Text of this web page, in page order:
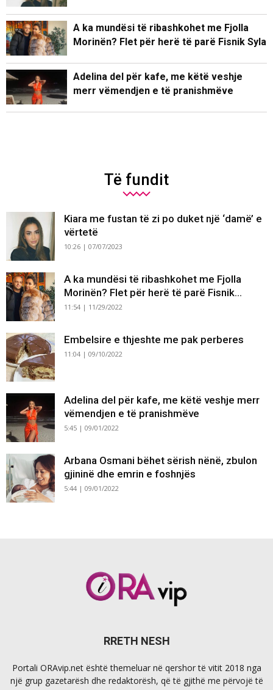
A ka mundësi të ribashkohet me Fjolla
Morinën? Flet për herë të parë Fisnik Syla
Adelina del për kafe, me këtë veshje
merr vëmendjen e të pranishmëve
Të fundit
Kiara me fustan të zi po duket një ‘damë’ e
vërtetë
10:26 | 07/07/2023
A ka mundësi të ribashkohet me Fjolla
Morinën? Flet për herë të parë Fisnik...
11:54 | 11/29/2022
Embelsire e thjeshte me pak perberes
11:04 | 09/10/2022
Adelina del për kafe, me këtë veshje merr
vëmendjen e të pranishmëve
5:45 | 09/01/2022
Arbana Osmani bëhet sërish nënë, zbulon
gjininë dhe emrin e foshnjës
5:44 | 09/01/2022
RRETH NESH
Portali ORAvip.net është themeluar në qershor të vitit 2018 nga
një grup gazetarësh dhe redaktorësh, që të gjithë me përvojë të